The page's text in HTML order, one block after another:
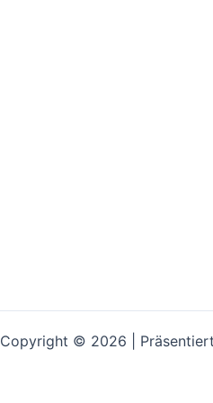
Copyright © 2026 |